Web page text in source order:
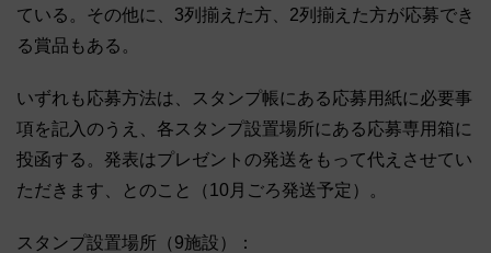
ている。その他に、3列揃えた方、2列揃えた方が応募でき
る賞品もある。
いずれも応募方法は、スタンプ帳にある応募用紙に必要事
項を記入のうえ、各スタンプ設置場所にある応募専用箱に
投函する。発表はプレゼントの発送をもって代えさせてい
ただきます、とのこと（10月ごろ発送予定）。
スタンプ設置場所（9施設）：